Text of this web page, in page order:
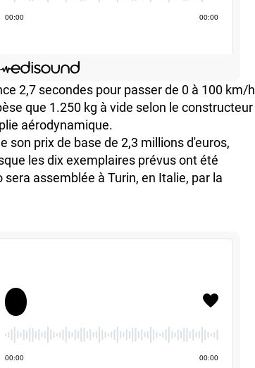
00:00 00:00
Lien de l'épisode
2,7 secondes pour passer de 0 à 100 km/h
que 1.250 kg à vide selon le constructeur
aérodynamique.
son prix de base de 2,3 millions d'euros,
les dix exemplaires prévus ont été
assemblée à Turin, en Italie, par la
00:00 00:00